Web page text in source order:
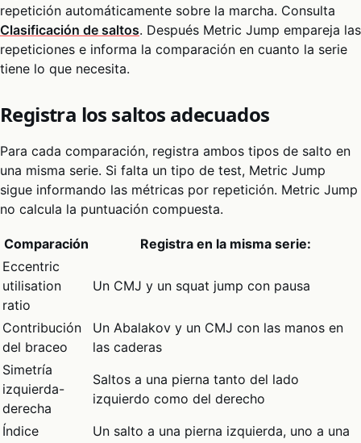
repetición automáticamente sobre la marcha. Consulta
Clasificación de saltos. Después Metric Jump empareja las
repeticiones e informa la comparación en cuanto la serie
tiene lo que necesita.
Registra los saltos adecuados
Para cada comparación, registra ambos tipos de salto en
una misma serie. Si falta un tipo de test, Metric Jump
sigue informando las métricas por repetición. Metric Jump
no calcula la puntuación compuesta.
Comparación
Registra en la misma serie:
Eccentric
utilisation
ratio
Un CMJ y un squat jump con pausa
Contribución
del braceo
Un Abalakov y un CMJ con las manos en
las caderas
Simetría
izquierda-
derecha
Saltos a una pierna tanto del lado
izquierdo como del derecho
Índice
Un salto a una pierna izquierda, uno a una